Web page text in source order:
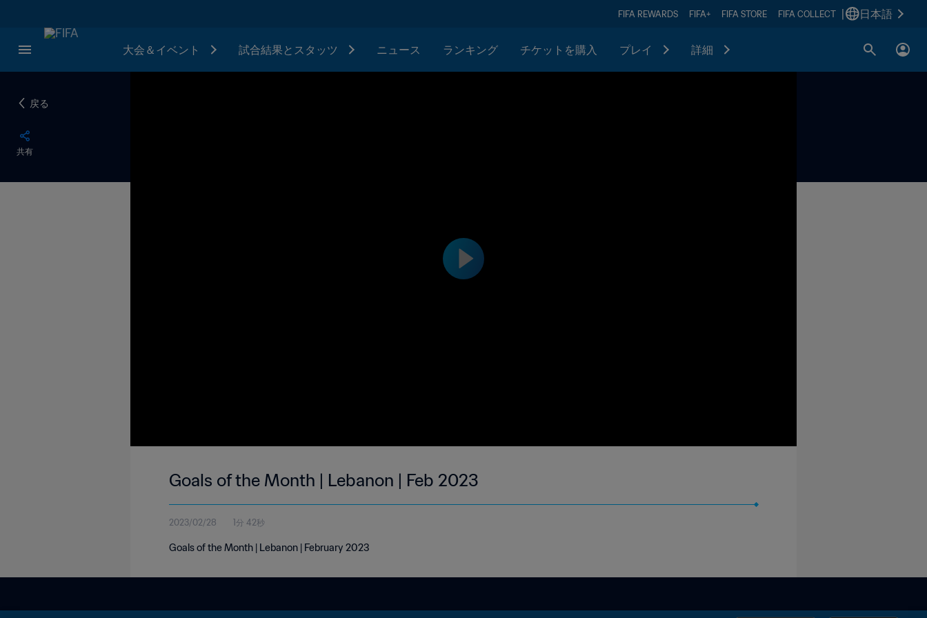
FIFA REWARDS FIFA+ FIFA STORE FIFA COLLECT 日本語
大会＆イベント 試合結果とスタッツ ニュース ランキング チケットを購入 プレイ 詳細
戻る
共有
Goals of the Month | Lebanon | Feb 2023
2023/02/28 1分 42秒
Goals of the Month | Lebanon | February 2023